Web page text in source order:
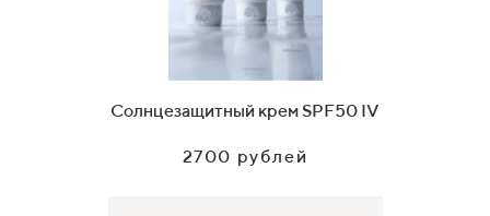
Солнцезащитный крем SPF50 IV
2700 рублей